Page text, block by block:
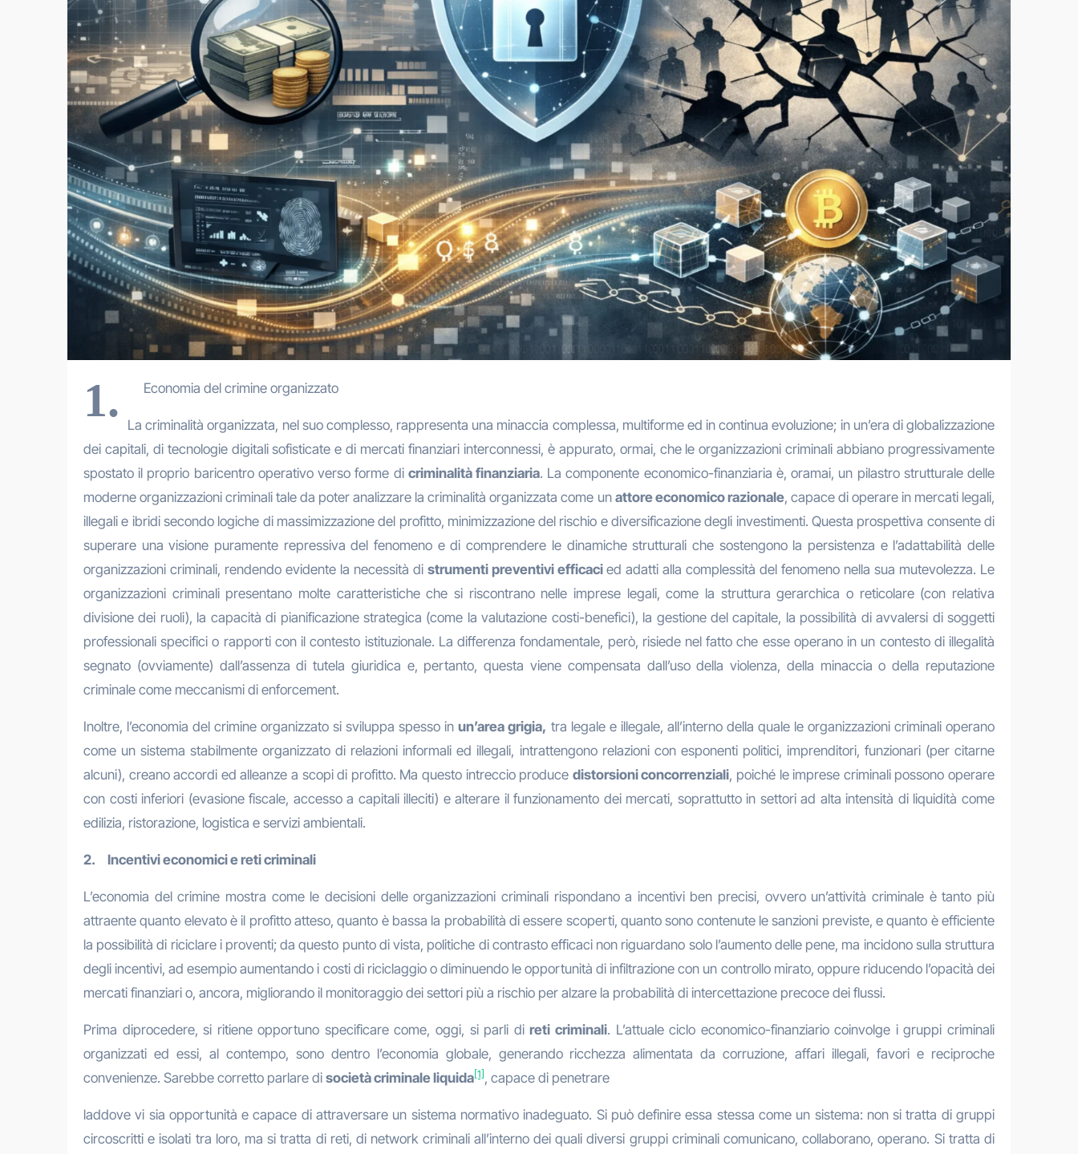
1. Economia del crimine organizzato
La criminalità organizzata, nel suo complesso, rappresenta una minaccia complessa, multiforme ed in continua evoluzione; in un’era di globalizzazione
dei capitali, di tecnologie digitali sofisticate e di mercati finanziari interconnessi, è appurato, ormai, che le organizzazioni criminali abbiano progressivamente
spostato il proprio baricentro operativo verso forme di criminalità finanziaria. La componente economico-finanziaria è, oramai, un pilastro strutturale delle
moderne organizzazioni criminali tale da poter analizzare la criminalità organizzata come un attore economico razionale, capace di operare in mercati legali,
illegali e ibridi secondo logiche di massimizzazione del profitto, minimizzazione del rischio e diversificazione degli investimenti. Questa prospettiva consente di
superare una visione puramente repressiva del fenomeno e di comprendere le dinamiche strutturali che sostengono la persistenza e l’adattabilità delle
organizzazioni criminali, rendendo evidente la necessità di strumenti preventivi efficacied adatti alla complessità del fenomeno nella sua mutevolezza. Le
organizzazioni criminali presentano molte caratteristiche che si riscontrano nelle imprese legali, come la struttura gerarchica o reticolare (con relativa
divisione dei ruoli), la capacità di pianificazione strategica (come la valutazione costi-benefici), la gestione del capitale, la possibilità di avvalersi di soggetti
professionali specifici o rapporti con il contesto istituzionale. La differenza fondamentale, però, risiede nel fatto che esse operano in un contesto di illegalità
segnato (ovviamente) dall’assenza di tutela giuridica e, pertanto, questa viene compensata dall’uso della violenza, della minaccia o della reputazione
criminale come meccanismi di enforcement.
Inoltre, l’economia del crimine organizzato si sviluppa spesso inun’area grigia, tra legale e illegale, all’interno della quale le organizzazioni criminali operano
come un sistema stabilmente organizzato di relazioni informali ed illegali, intrattengono relazioni con esponenti politici, imprenditori, funzionari (per citarne
alcuni), creano accordi ed alleanze a scopi di profitto. Ma questo intreccio produce distorsioni concorrenziali, poiché le imprese criminali possono operare
con costi inferiori (evasione fiscale, accesso a capitali illeciti) e alterare il funzionamento dei mercati, soprattutto in settori ad alta intensità di liquidità come
edilizia, ristorazione, logistica e servizi ambientali.
2. Incentivi economici e reti criminali
L’economia del crimine mostra come le decisioni delle organizzazioni criminali rispondano a incentivi ben precisi, ovvero un’attività criminale è tanto più
attraente quanto elevato è il profitto atteso, quanto è bassa la probabilità di essere scoperti, quanto sono contenute le sanzioni previste, e quanto è efficiente
la possibilità di riciclare i proventi; da questo punto di vista, politiche di contrasto efficaci non riguardano solo l’aumento delle pene, ma incidono sulla struttura
degli incentivi, ad esempio aumentando i costi di riciclaggio o diminuendo le opportunità di infiltrazione con un controllo mirato, oppure riducendo l’opacità dei
mercati finanziari o, ancora, migliorando il monitoraggio dei settori più a rischio per alzare la probabilità di intercettazione precoce dei flussi.
Prima diprocedere, si ritiene opportuno specificare come, oggi, si parli direti criminali. L’attuale ciclo economico-finanziario coinvolge i gruppi criminali
organizzati ed essi, al contempo, sono dentro l’economia globale, generando ricchezza alimentata da corruzione, affari illegali, favori e reciproche
convenienze. Sarebbe corretto parlare di società criminale liquida[1], capace di penetrare
laddove vi sia opportunità e capace di attraversare un sistema normativo inadeguato. Si può definire essa stessa come un sistema: non si tratta di gruppi
circoscritti e isolati tra loro, ma si tratta di reti, di network criminali all’interno dei quali diversi gruppi criminali comunicano, collaborano, operano. Si tratta di